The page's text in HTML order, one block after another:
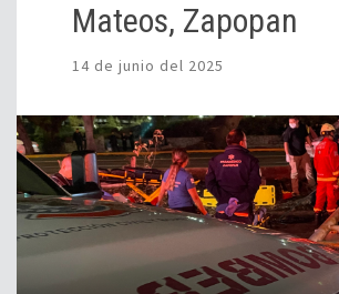
Mateos, Zapopan
14 de junio del 2025